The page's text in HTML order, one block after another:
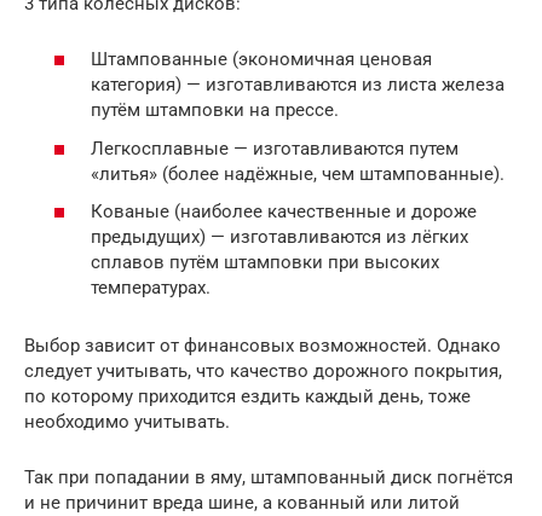
Штампованные (экономичная ценовая
категория) — изготавливаются из листа железа
путём штамповки на прессе.
Легкосплавные — изготавливаются путем
«литья» (более надёжные, чем штампованные).
Кованые (наиболее качественные и дороже
предыдущих) — изготавливаются из лёгких
сплавов путём штамповки при высоких
температурах.
Выбор зависит от финансовых возможностей. Однако
следует учитывать, что качество дорожного покрытия,
по которому приходится ездить каждый день, тоже
необходимо учитывать.
Так при попадании в яму, штампованный диск погнётся
и не причинит вреда шине, а кованный или литой